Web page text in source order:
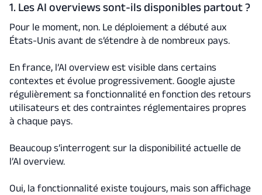
1. Les AI overviews sont-ils disponibles partout ?
Pour le moment, non. Le déploiement a débuté aux
États-Unis avant de s’étendre à de nombreux pays.
En france, l’AI overview est visible dans certains
contextes et évolue progressivement. Google ajuste
régulièrement sa fonctionnalité en fonction des retours
utilisateurs et des contraintes réglementaires propres
à chaque pays.
Beaucoup s’interrogent sur la disponibilité actuelle de
l’AI overview.
Oui, la fonctionnalité existe toujours, mais son affichage